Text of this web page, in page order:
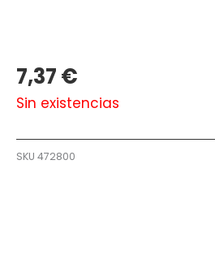
7,37€
Sin existencias
SKU 472800